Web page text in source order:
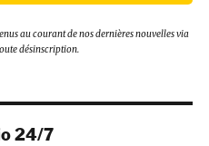
au courant de nos dernières nouvelles via
désinscription.
24/7